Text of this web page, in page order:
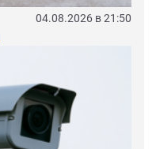
04.08.2026 в 21:50